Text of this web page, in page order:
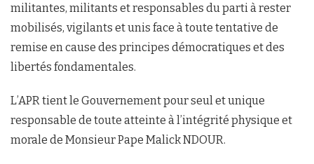
militantes, militants et responsables du parti à rester
mobilisés, vigilants et unis face à toute tentative de
remise en cause des principes démocratiques et des
libertés fondamentales.
L’APR tient le Gouvernement pour seul et unique
responsable de toute atteinte à l’intégrité physique et
morale de Monsieur Pape Malick NDOUR.